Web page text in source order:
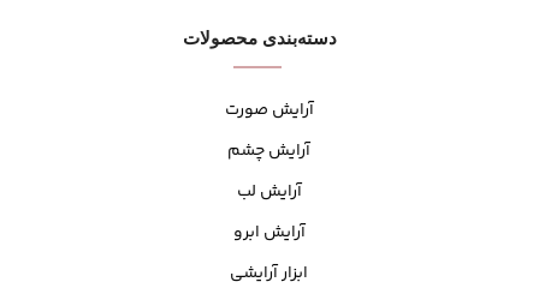
دسته‌بندی محصولات
آرایش صورت
آرایش چشم
آرایش لب
آرایش ابرو
ابزار آرایشی